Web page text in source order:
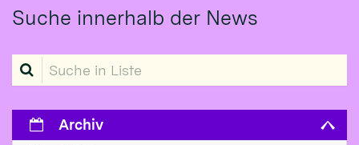
Suche innerhalb der News
Suche in Liste
Archiv